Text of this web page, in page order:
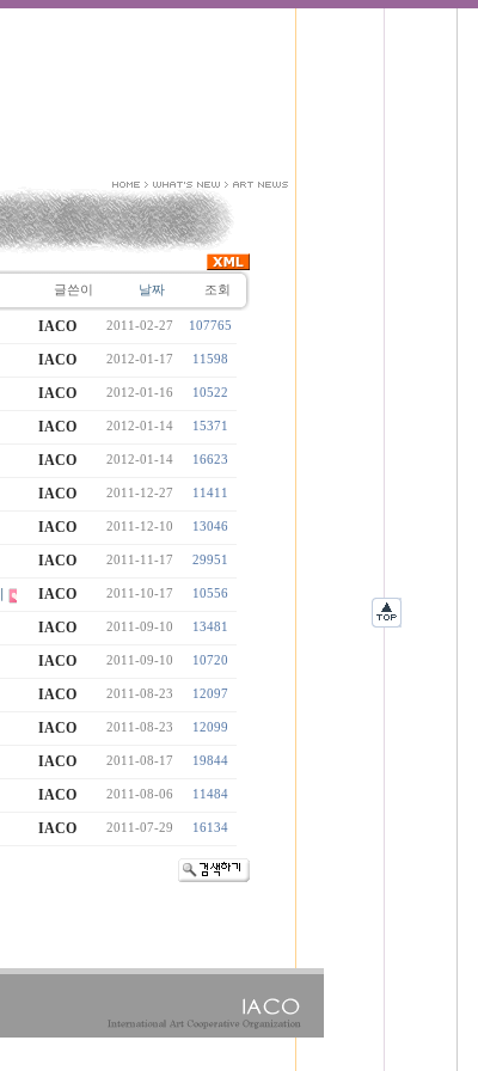
글쓴이 날짜 조회
IACO 2011-02-27 107765
IACO 2012-01-17 11598
IACO 2012-01-16 10522
IACO 2012-01-14 15371
IACO 2012-01-14 16623
IACO 2011-12-27 11411
IACO 2011-12-10 13046
IACO 2011-11-17 29951
IACO 2011-10-17 10556
IACO 2011-09-10 13481
IACO 2011-09-10 10720
IACO 2011-08-23 12097
IACO 2011-08-23 12099
IACO 2011-08-17 19844
IACO 2011-08-06 11484
IACO 2011-07-29 16134